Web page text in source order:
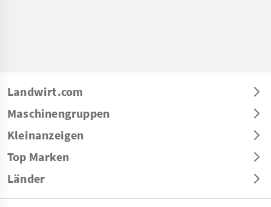
Landwirt.com
Maschinengruppen
Kleinanzeigen
Top Marken
Länder